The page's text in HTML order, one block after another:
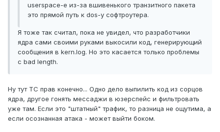
userspace-е из-за вшивенького транзитного пакета
это прямой путь к dos-у софтроутера.
Я тоже так считал, пока не увидел, что разработчики
ядра сами своими руками выкосили код, генерирующий
сообщения в kern.log. Но это касается только проблемы
с bad length.
Ну тут ТС прав конечно... Одно дело выпилить код из сорцов
ядра, другое гонять мессаджи в юзерспейс и фильтровать
уже там. Если это "штатный" трафик, то разница не ощутима, а
если осознанная атака - может выйти боком.